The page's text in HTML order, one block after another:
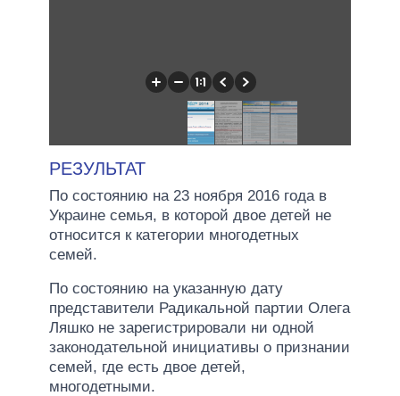
РЕЗУЛЬТАТ
По состоянию на 23 ноября 2016 года в
Украине семья, в которой двое детей не
относится к категории многодетных
семей.
По состоянию на указанную дату
представители Радикальной партии Олега
Ляшко не зарегистрировали ни одной
законодательной инициативы о признании
семей, где есть двое детей,
многодетными.